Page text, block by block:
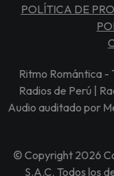
POLÍTICA DE
Ritmo Romántica -
Radios de Perú |
Audio auditado por
© Copyright 2026
S.A.C. Todos los